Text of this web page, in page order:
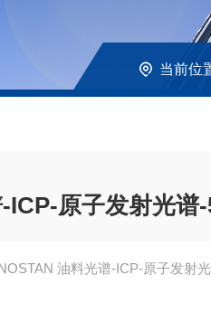
当前位
ICP-原子发射光谱
油料光谱-ICP-原子发射